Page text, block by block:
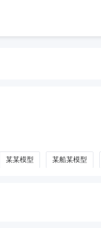
某某模型 某船某模型